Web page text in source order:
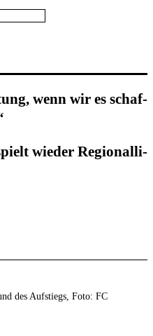
wenn wir es schaf­
wie­der Regio­nal­li­
des Aufstiegs, Foto: FC